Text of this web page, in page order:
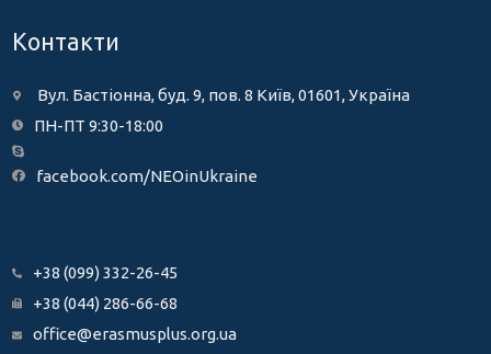
Контакти
Вул. Бастіонна, буд. 9, пов. 8 Київ, 01601, Україна
ПН-ПТ 9:30-18:00
facebook.com/NEOinUkraine
+38 (099) 332-26-45
+38 (044) 286-66-68
office@erasmusplus.org.ua